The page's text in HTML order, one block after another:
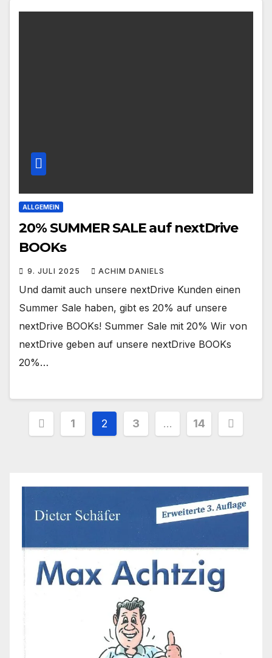
ALLGEMEIN
20% SUMMER SALE auf nextDrive
BOOKs
9. JULI 2025 ACHIM DANIELS
Und damit auch unsere nextDrive Kunden einen
Summer Sale haben, gibt es 20% auf unsere
nextDrive BOOKs! Summer Sale mit 20% Wir von
nextDrive geben auf unsere nextDrive BOOKs
20%…
Seitennummerierung
1 2 3 … 14